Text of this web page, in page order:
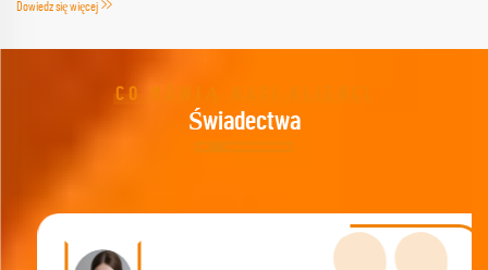
Dowiedz się więcej
CO MÓWIĄ NASI KLIENCI
Świadectwa